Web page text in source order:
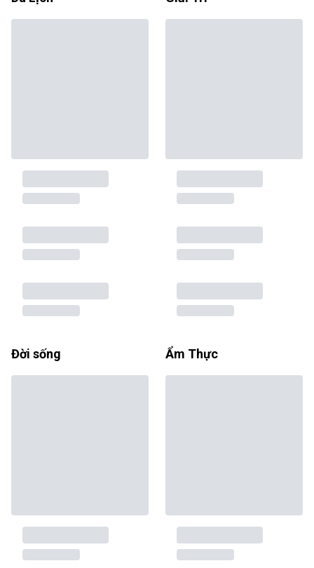
Đời sống Ẩm Thực